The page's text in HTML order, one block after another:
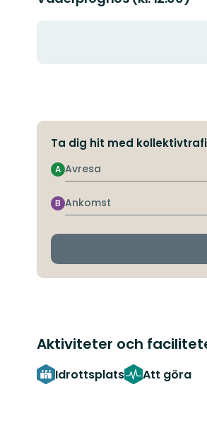
Ta dig hit med
Avresa
A
Ankomst
B
Aktiviteter och
Idrottsplats Att göra